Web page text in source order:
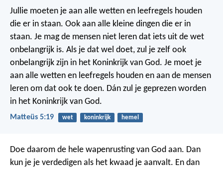
Jullie moeten je aan alle wetten en leefregels houden
die er in staan. Ook aan alle kleine dingen die er in
staan. Je mag de mensen niet leren dat iets uit de wet
onbelangrijk is. Als je dat wel doet, zul je zelf ook
onbelangrijk zijn in het Koninkrijk van God. Je moet je
aan alle wetten en leefregels houden en aan de mensen
leren om dat ook te doen. Dán zul je geprezen worden
in het Koninkrijk van God.
Matteüs 5:19 wet koninkrijk hemel
Doe daarom de hele wapenrusting van God aan. Dan
kun je je verdedigen als het kwaad je aanvalt. En dan